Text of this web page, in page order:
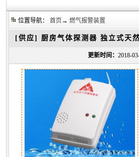
位置导航： 首页 → 燃气报警装置
[供应] 厨房气体探测器 独立式天
更新时间： 2018-